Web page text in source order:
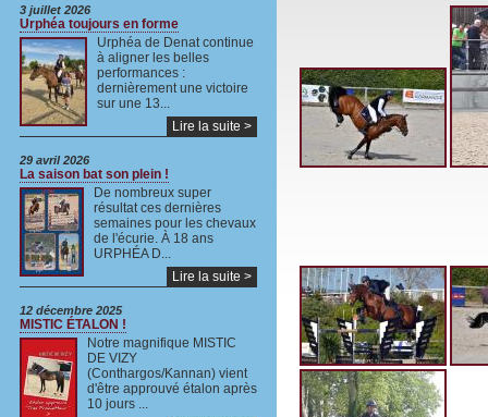
3 juillet 2026
Urphéa toujours en forme
Urphéa de Denat continue
à aligner les belles
performances :
dernièrement une victoire
sur une 13...
Lire la suite >
29 avril 2026
La saison bat son plein !
De nombreux super
résultat ces dernières
semaines pour les chevaux
de l'écurie. À 18 ans
URPHÉA D...
Lire la suite >
12 décembre 2025
MISTIC ÉTALON !
Notre magnifique MISTIC
DE VIZY
(Conthargos/Kannan) vient
d'être approuvé étalon après
10 jours ...